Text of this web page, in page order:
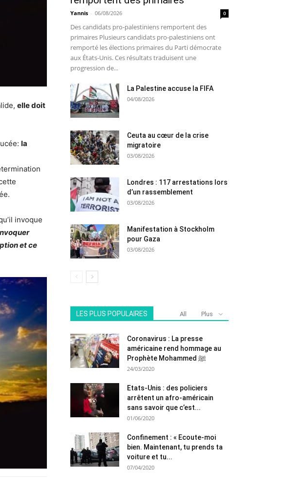
elle doit
la
invoque
et ce
Yannis - 06/08/2026 0
Des candidats pro-palestiniens remportent des
primaires Plusieurs candidats pro-palestiniens ont
remporté les élections primaires du Parti démocrate
aux États-Unis. Ces résultats traduisent une
progression de...
La Palestine accuse la FIFA
04/08/2026
Ceuta au cœur de la crise
migratoire
03/08/2026
Londres : 117 arrestations lors
d’un rassemblement
03/08/2026
Manifestation à Stockholm
pour Gaza
03/08/2026
LES PLUS POPULAIRES All Plus
Coronavirus : La presse
américaine rend hommage au
Prophète Mohammed ﷺ
24/03/2020
Etats-Unis : des policiers
arrêtent un afro-américain
sans savoir que c’est...
01/06/2020
Confinement : « Ecoute-moi
bien. Maintenant, tu prends ta
voiture et tu...
07/04/2020